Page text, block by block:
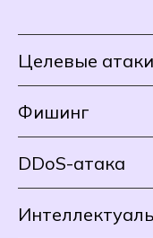
Целевые атаки
Фишинг
DDoS-атака